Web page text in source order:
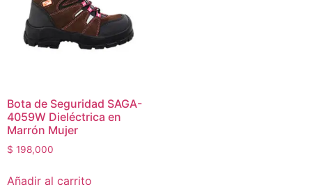
Bota de Seguridad SAGA-
4059W Dieléctrica en
Marrón Mujer
$ 198,000
Añadir al carrito